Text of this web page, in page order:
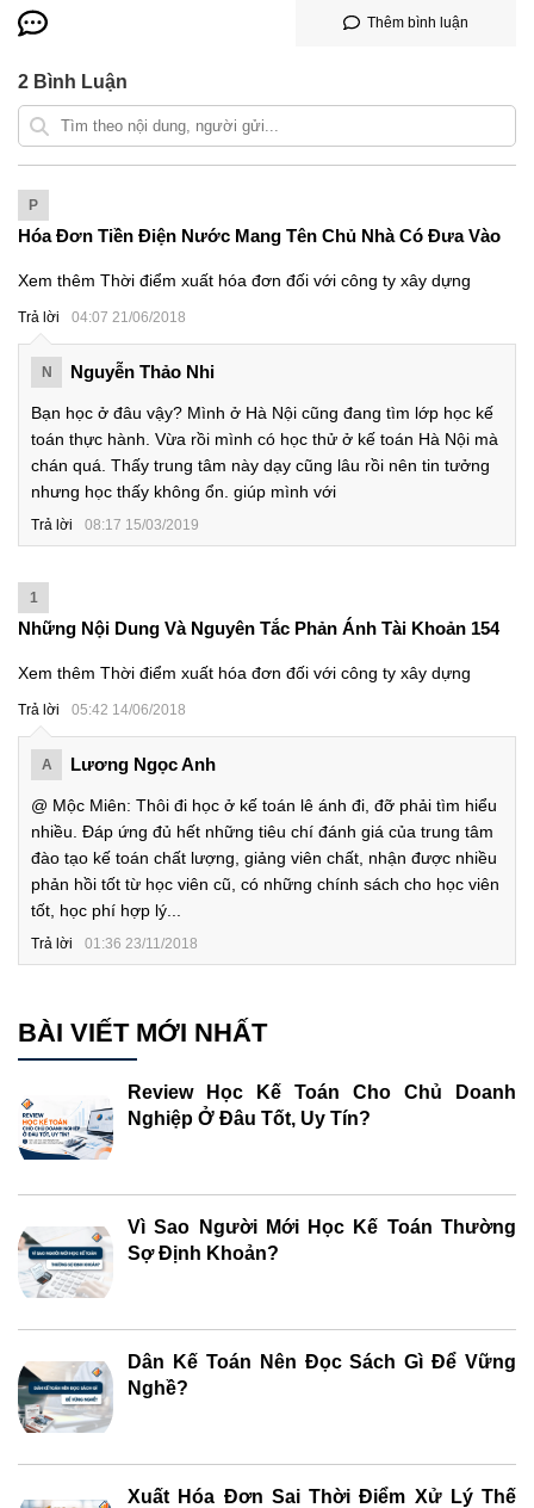
Thêm bình luận
2 Bình Luận
P
Hóa Đơn Tiền Điện Nước Mang Tên Chủ Nhà Có Đưa Vào
Xem thêm Thời điểm xuất hóa đơn đối với công ty xây dựng
Trả lời 04:07 21/06/2018
N Nguyễn Thảo Nhi
Bạn học ở đâu vậy? Mình ở Hà Nội cũng đang tìm lớp học kế
toán thực hành. Vừa rồi mình có học thử ở kế toán Hà Nội mà
chán quá. Thấy trung tâm này dạy cũng lâu rồi nên tin tưởng
nhưng học thấy không ổn. giúp mình với
Trả lời 08:17 15/03/2019
1
Những Nội Dung Và Nguyên Tắc Phản Ánh Tài Khoản 154
Xem thêm Thời điểm xuất hóa đơn đối với công ty xây dựng
Trả lời 05:42 14/06/2018
A Lương Ngọc Anh
@ Mộc Miên: Thôi đi học ở kế toán lê ánh đi, đỡ phải tìm hiểu
nhiều. Đáp ứng đủ hết những tiêu chí đánh giá của trung tâm
đào tạo kế toán chất lượng, giảng viên chất, nhận được nhiều
phản hồi tốt từ học viên cũ, có những chính sách cho học viên
tốt, học phí hợp lý...
Trả lời 01:36 23/11/2018
BÀI VIẾT MỚI NHẤT
Review Học Kế Toán Cho Chủ Doanh
Nghiệp Ở Đâu Tốt, Uy Tín?
Vì Sao Người Mới Học Kế Toán Thường
Sợ Định Khoản?
Dân Kế Toán Nên Đọc Sách Gì Để Vững
Nghề?
Xuất Hóa Đơn Sai Thời Điểm Xử Lý Thế